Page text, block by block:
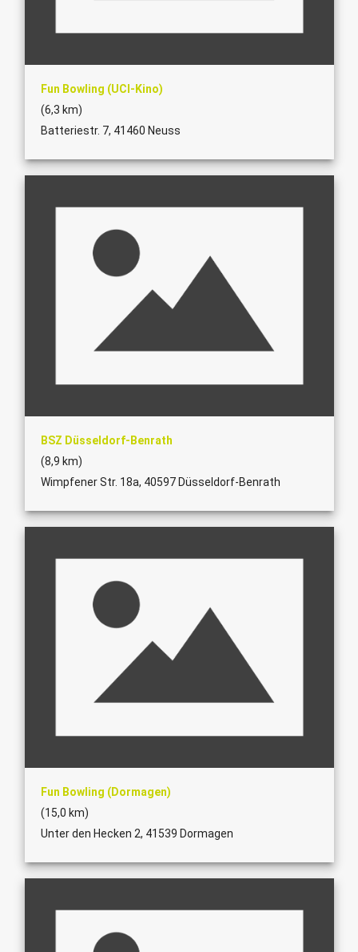
Fun Bowling (UCI-Kino)
(6,3 km)
Batteriestr. 7, 41460 Neuss
BSZ Düsseldorf-Benrath
(8,9 km)
Wimpfener Str. 18a, 40597 Düsseldorf-Benrath
Fun Bowling (Dormagen)
(15,0 km)
Unter den Hecken 2, 41539 Dormagen